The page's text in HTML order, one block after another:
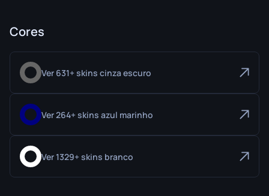
Cores
Ver 631+ skins cinza escuro
Ver 264+ skins azul marinho
Ver 1329+ skins branco